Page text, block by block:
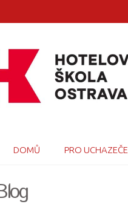
DOMŮ PRO UCHAZEČE